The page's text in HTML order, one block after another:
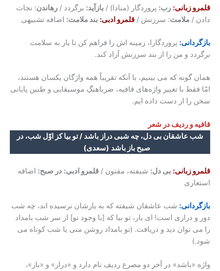
قلمرو زبانی: رب: پروردگار (منادا) / بازآید: برگردد / رهاندن: نجات
دادن / ملامت: سرزنش / قلمرو ادبی: بند ملامت: اضافه تشبیهی
بازگردانی: پروردگارا، زمینه اش را فراهم کن تا یار به سلامت
برگردد و من را از بند سرزنش آزاد کند.
همان گونه که می بینیم، با آنکه تقریباً همه واژگان یکسان هستند،
امّا فقط با تغییر واژه‌های قافیه، ضرباهنگِ موسیقایی و طنین پایانی
سخن را از دست داده ایم.
قافیه و ردیف در شعر
شب عاشقان بی دل، چه شبی دراز باشد / تو بیا کز اوّل شب، در
صبح باز باشد (سعدی)
قلمرو زبانی: بی دل: شیفته، مفتون / قلمرو ادبی: در صبح: اضافه
استعاری
بازگردانی: شب عاشقان شیفته که به یارشان نرسیده اند، چه شب
دور و درازی است! ای یار، تو بیا که [با وجود تو] از سر شب بامداد
را می توان دید و دریافت. (تو بامداد روشن منی یا شب کوتاه می
شود.)
واژه «باشد» در آخر دو مصرع ردیف نام دارد و «دراز» و «باز»،